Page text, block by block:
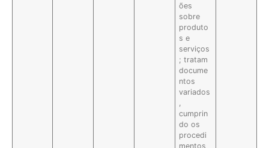
ões
sobre
produto
s e
serviços
; tratam
docume
ntos
variados
,
cumprin
do os
procedi
mentos